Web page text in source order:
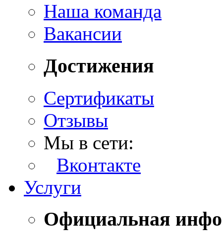
Наша команда
Вакансии
Достижения
Сертификаты
Отзывы
Мы в сети:
Вконтакте
Услуги
Официальная